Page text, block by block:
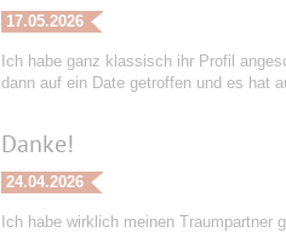
17.05.2026
Ich habe ganz klassisch ihr Profil
dann auf ein Date getroffen und es hat
Danke!
24.04.2026
Ich habe wirklich meinen Traumpartner